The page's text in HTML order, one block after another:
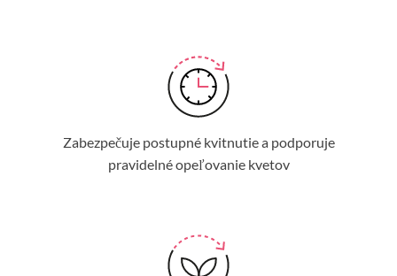
Zabezpečuje postupné kvitnutie a podporuje
pravidelné opeľovanie kvetov